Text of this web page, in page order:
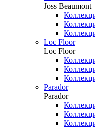
Joss Beaumont
Loc Floor
Loc Floor
Parador
Parador